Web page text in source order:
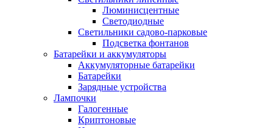
Люминисцентные
Светодиодные
Светильники садово-парковые
Подсветка фонтанов
Батарейки и аккумуляторы
Аккумуляторные батарейки
Батарейки
Зарядные устройства
Лампочки
Галогенные
Криптоновые